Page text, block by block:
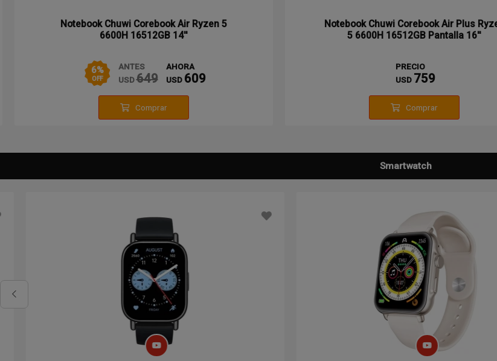
Notebook Chuwi Corebook Air Ryzen 5
6600H 16512GB 14''
6%
OFF
ANTES
USD649
AHORA
USD609
Comprar
Notebook Chuwi Corebook Air Plus Ryzen
5 6600H 16512GB Pantalla 16''
PRECIO
USD759
Comprar
Smartwatch